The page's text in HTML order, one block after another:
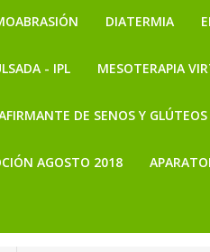
DIATERMIA
- IPL MESOTERAPIA
DE SENOS Y GLÚTEOS
AGOSTO 2018